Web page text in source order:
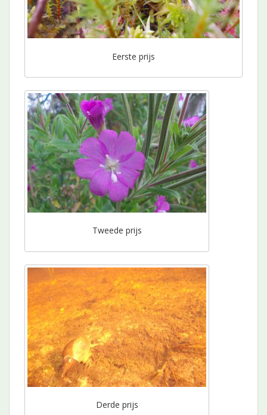
Eerste prijs
Tweede prijs
Derde prijs